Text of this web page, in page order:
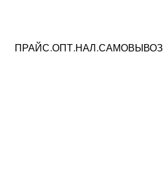
ПРАЙС.ОПТ.НАЛ.САМОВЫВОЗ